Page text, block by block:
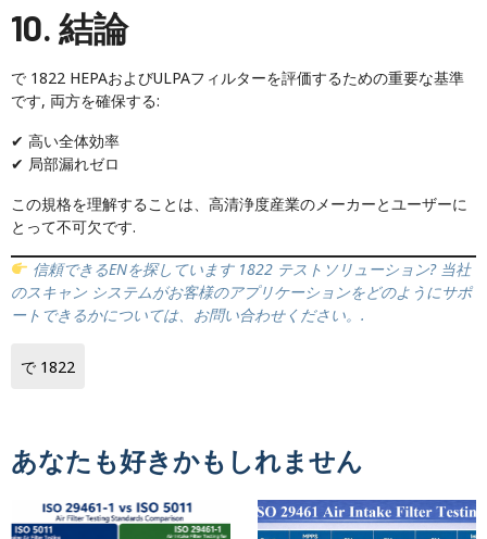
10. 結論
で 1822 HEPAおよびULPAフィルターを評価するための重要な基準
です, 両方を確保する:
✔ 高い全体効率
✔ 局部漏れゼロ
この規格を理解することは、高清浄度産業のメーカーとユーザーに
とって不可欠です.
信頼できるENを探しています 1822 テストソリューション? 当社
のスキャン システムがお客様のアプリケーションをどのようにサポ
ートできるかについては、お問い合わせください。.
で 1822
あなたも好きかもしれません